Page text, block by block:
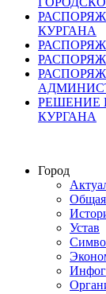
КУРГАНА
РЕШЕНИЕ
КУРГАНА
Город
Устав